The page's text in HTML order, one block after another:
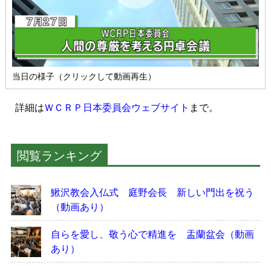
当日の様子（クリックして動画再生）
詳細はＷＣＲＰ日本委員会ウェブサイト まで。
閲覧ランキング
鰍沢教会入仏式 庭野会長 新しい門出を祝う
（動画あり）
自らを愛し、敬う心で精進を 盂蘭盆会（動画
あり）